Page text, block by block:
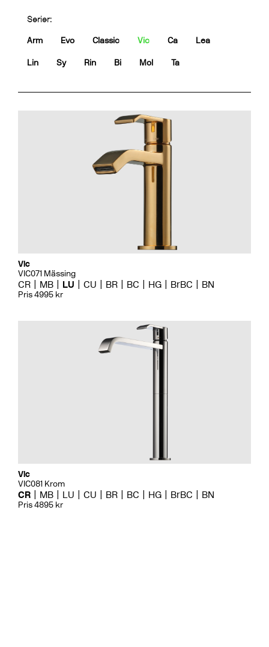
Serier:
Arm Evo Classic Vic Ca Lea
Lin Sy Rin Bi Mol Ta
Vic
VIC071 Mässing
CR MB LU CU BR BC HG BrBC BN
Pris 4995 kr
Vic
VIC081 Krom
CR MB LU CU BR BC HG BrBC BN
Pris 4895 kr